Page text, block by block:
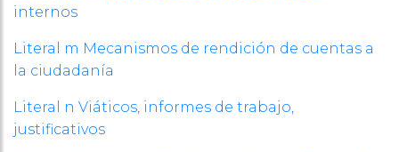
internos
Literal m Mecanismos de rendición de cuentas a
la ciudadanía
Literal n Viáticos, informes de trabajo,
justificativos